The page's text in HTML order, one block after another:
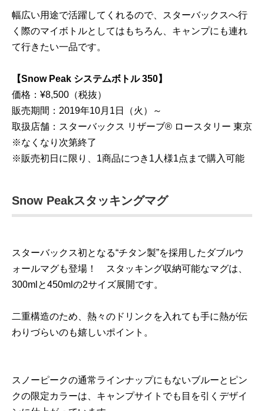
幅広い用途で活躍してくれるので、スターバックスへ行
く際のマイボトルとしてはもちろん、キャンプにも連れ
て行きたい一品です。
【Snow Peak システムボトル 350】
価格：¥8,500（税抜）
販売期間：2019年10月1日（火）～
取扱店舗：スターバックス リザーブ® ロースタリー 東京
※なくなり次第終了
※販売初日に限り、1商品につき1人様1点まで購入可能
Snow Peakスタッキングマグ
スターバックス初となる“チタン製”を採用したダブルウ
ォールマグも登場！ スタッキング収納可能なマグは、
300mlと450mlの2サイズ展開です。
二重構造のため、熱々のドリンクを入れても手に熱が伝
わりづらいのも嬉しいポイント。
スノーピークの通常ラインナップにもないブルーとピン
クの限定カラーは、キャンプサイトでも目を引くデザイ